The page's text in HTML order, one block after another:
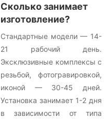
Сколько занимает
изготовление?
Стандартные модели — 14-
21 рабочий день.
Эксклюзивные комплексы с
резьбой, фотогравировкой,
иконой — 30-45 дней.
Установка занимает 1-2 дня
в зависимости от типа